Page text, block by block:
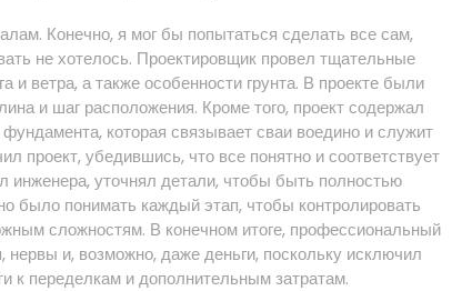
Конечно, я мог бы попытаться сделать все сам,
не хотелось. Проектировщик провел тщательные
и ветра, а также особенности грунта. В проекте были
и шаг расположения. Кроме того, проект содержал
которая связывает сваи воедино и служит
проект, убедившись, что все понятно и соответствует
уточнял детали, чтобы быть полностью
было понимать каждый этап, чтобы контролировать
сложностям. В конечном итоге, профессиональный
и, возможно, даже деньги, поскольку исключил
к переделкам и дополнительным затратам.